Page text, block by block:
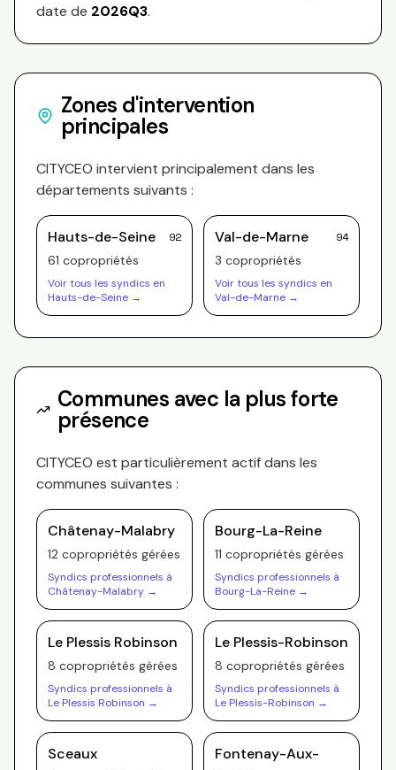
date de 2026Q3.
Zones d'intervention
principales
CITYCEO intervient principalement dans les
départements suivants :
Hauts-de-Seine 92
61 copropriétés
Voir tous les syndics en
Hauts-de-Seine →
Val-de-Marne 94
3 copropriétés
Voir tous les syndics en
Val-de-Marne →
Communes avec la plus forte
présence
CITYCEO est particulièrement actif dans les
communes suivantes :
Châtenay-Malabry
12 copropriétés gérées
Syndics professionnels à
Châtenay-Malabry →
Bourg-La-Reine
11 copropriétés gérées
Syndics professionnels à
Bourg-La-Reine →
Le Plessis Robinson
8 copropriétés gérées
Syndics professionnels à
Le Plessis Robinson →
Le Plessis-Robinson
8 copropriétés gérées
Syndics professionnels à
Le Plessis-Robinson →
Sceaux
Fontenay-Aux-